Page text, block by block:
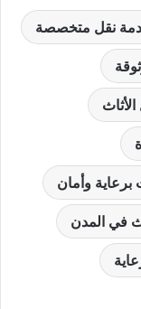
نقل متخصصة
برعاية وأمان
في المدن